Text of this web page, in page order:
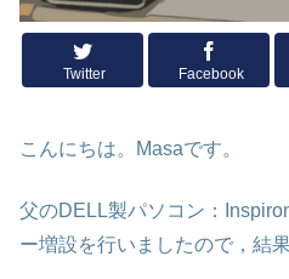
Twitter Facebook
こんにちは。Masaです。
父のDELL製パソコン：
ー増設を行いましたので，結